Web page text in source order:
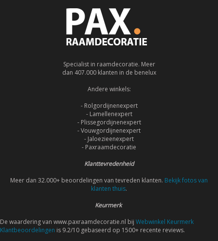
Specialist in raamdecoratie. Meer
dan 407.000 klanten in de benelux
Andere winkels:
- Rolgordijnenexpert
- Lamellenexpert
- Plissegordijnenexpert
- Vouwgordijnenexpert
- Jaloezieenexpert
- Paxraamdecoratie
Klanttevredenheid
Meer dan 32.000+ beoordelingen van tevreden klanten. Bekijk fotos van
klanten thuis.
Keurmerk
De waardering van www.paxraamdecoratie.nl bij Webwinkel Keurmerk
Klantbeoordelingen is 9.2/10 gebaseerd op 1500+ recente reviews.